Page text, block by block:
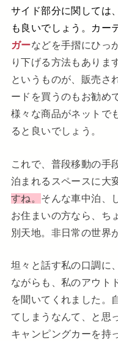
サイド部分に関しては、
も良いでしょう。カー
ガーなどを手摺にひっ
り下げる方法もありま
というものが、販売さ
ードを買うのもお勧め
様々な商品がネットで
ると良いでしょう。
これで、普段移動の手
泊まれるスペースに大
すね。 そんな車中泊、
お住まいの方なら、ち
別天地。非日常の世界
坦々と話す私の口調に
ながらも、私のアウト
を聞いてくれました。
てしまうなんて、と思
キャンピングカーを持